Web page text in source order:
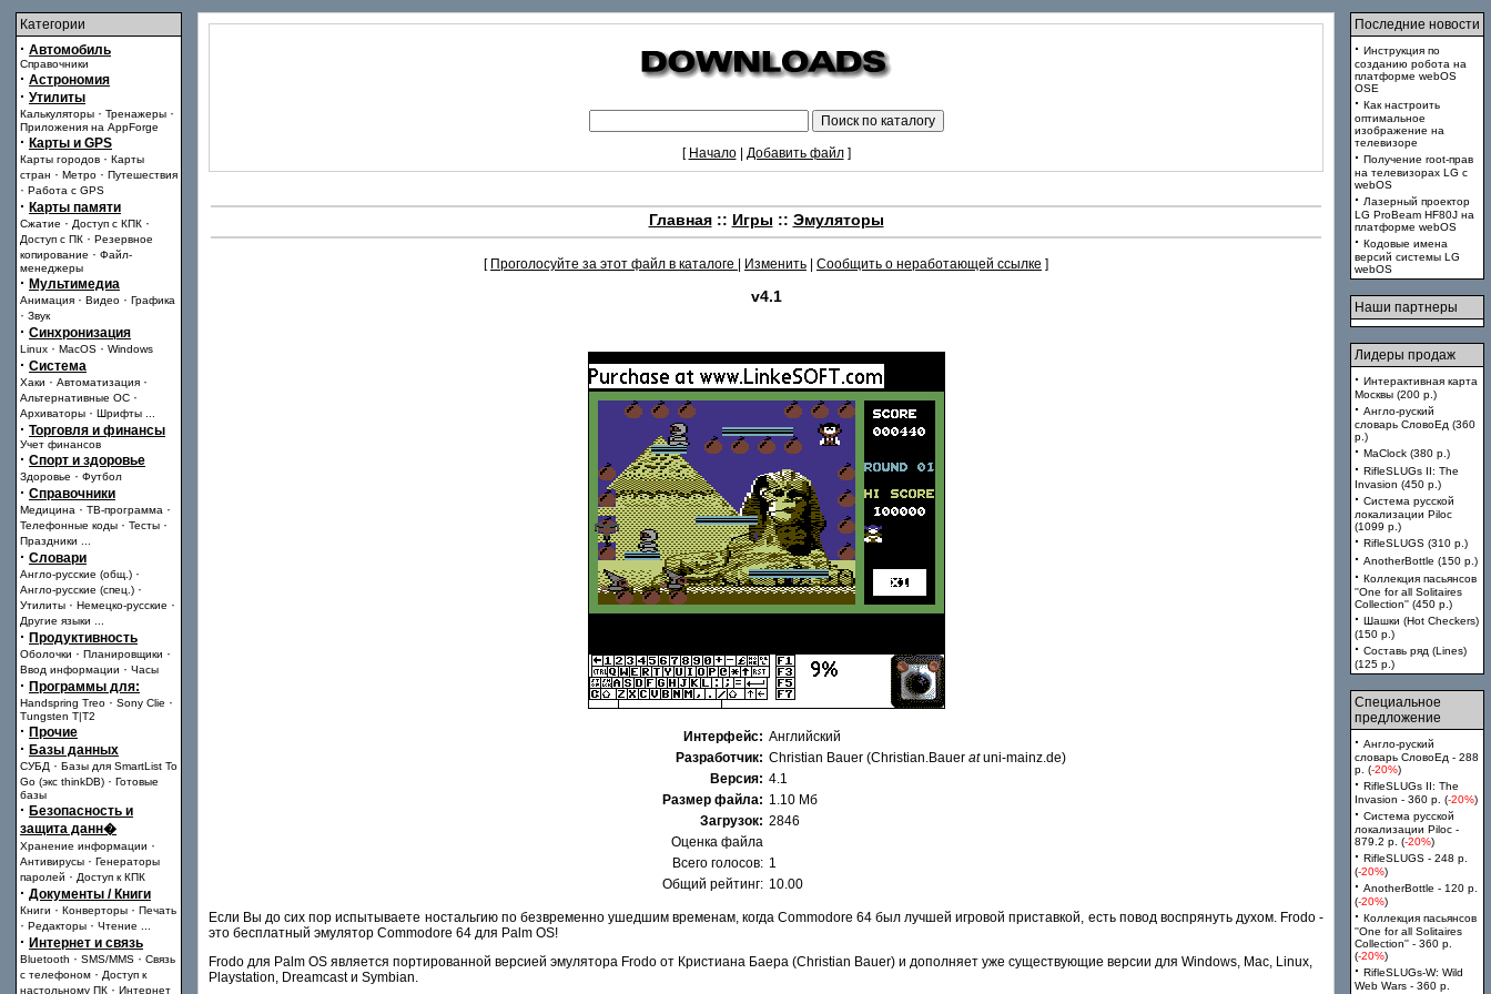
Категории
· Автомобиль
Справочники
· Астрономия
· Утилиты
Калькуляторы · Тренажеры ·
Приложения на AppForge
· Карты и GPS
Карты городов · Карты
стран · Метро · Путешествия
· Работа с GPS
· Карты памяти
Сжатие · Доступ с КПК ·
Доступ с ПК · Резервное
копирование · Файл-
менеджеры
· Мультимедиа
Анимация · Видео · Графика
· Звук
· Синхронизация
Linux · MacOS · Windows
· Система
Хаки · Автоматизация ·
Альтернативные ОС ·
Архиваторы · Шрифты
· Торговля и финансы
Учет финансов
· Спорт и здоровье
Здоровье · Футбол
· Справочники
Медицина · ТВ-программа ·
Телефонные коды · Тесты ·
Праздники
· Словари
Англо-русские (общ.) ·
Англо-русские (спец.) ·
Утилиты · Немецко-русские ·
Другие языки
· Продуктивность
Оболочки · Планировщики ·
Ввод информации · Часы
· Программы для:
Handspring Treo · Sony Clie ·
Tungsten T|T2
· Прочие
· Базы данных
СУБД · Базы для SmartList To
Go (экс thinkDB) · Готовые
базы
· Безопасность и
защита данн�
Хранение информации ·
Антивирусы · Генераторы
паролей · Доступ к КПК
· Документы / Книги
Книги · Конверторы · Печать
· Редакторы · Чтение
· Интернет и связь
Bluetooth · SMS/MMS · Связь
с телефоном · Доступ к
настольному ПК · Интернет
[ Начало| Добавить файл]
Главная:: Игры :: Эмуляторы
[ Проголосуйте за этот файл в каталоге Изменить Сообщить о неработающей ссылке ]
v4.1
Интерфейс: Английский
Разработчик: Christian Bauer (Christian.Bauer atuni-mainz.de)
Версия: 4.1
Размер файла: 1.10 Мб
Загрузок: 2846
Оценка файла
Всего голосов: 1
Общий рейтинг: 10.00
Если Вы до сих пор испытываете ностальгию по безвременно ушедшим временам, когда Commodore 64 был лучшей игровой приставкой, есть повод воспрянуть духом. Frodo -
это бесплатный эмулятор Commodore 64 для Palm OS!
Frodo для Palm OS является портированной версией эмулятора Frodo от Кристиана Баера (Christian Bauer) и дополняет уже существующие версии для Windows, Mac, Linux,
Playstation, Dreamcast и Symbian.
Последние новости
· Инструкция по
созданию робота на
платформе webOS
OSE
· Как настроить
оптимальное
изображение на
телевизоре
· Получение root-прав
на телевизорах LG с
webOS
· Лазерный проектор
LG ProBeam HF80J на
платформе webOS
· Кодовые имена
версий системы LG
webOS
Наши партнеры
Лидеры продаж
· Интерактивная карта
Москвы (200 p.)
· Англо-руский
словарь СловоЕд (360
p.)
· MaClock (380 p.)
· RifleSLUGs II: The
Invasion (450 p.)
· Система русской
локализации Piloc
(1099 p.)
· RifleSLUGS (310 p.)
· AnotherBottle (150 p.)
· Коллекция пасьянсов
''One for all Solitaires
Collection'' (450 p.)
· Шашки (Hot Checkers)
(150 p.)
· Составь ряд (Lines)
(125 p.)
Специальное
предложение
· Англо-руский
словарь СловоЕд - 288
p. (-20%)
· RifleSLUGs II: The
Invasion - 360 p. (-20%)
· Система русской
локализации Piloc -
879.2 p. (-20%)
· RifleSLUGS - 248 p.
(-20%)
· AnotherBottle - 120 p.
(-20%)
· Коллекция пасьянсов
''One for all Solitaires
Collection'' - 360 p.
(-20%)
· RifleSLUGs-W: Wild
Web Wars - 360 p.